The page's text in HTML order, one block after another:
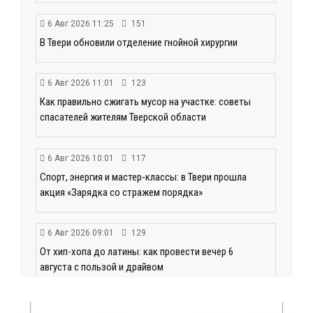
6 Авг 2026 11:25 151
В Твери обновили отделение гнойной хирургии
6 Авг 2026 11:01 123
Как правильно сжигать мусор на участке: советы
спасателей жителям Тверской области
6 Авг 2026 10:01 117
Спорт, энергия и мастер-классы: в Твери прошла
акция «Зарядка со стражем порядка»
6 Авг 2026 09:01 129
От хип-хопа до латины: как провести вечер 6
августа с пользой и драйвом